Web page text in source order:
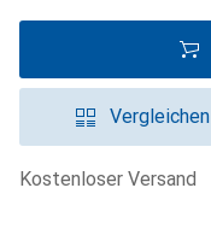
Vergleichen
kostenloser Versand